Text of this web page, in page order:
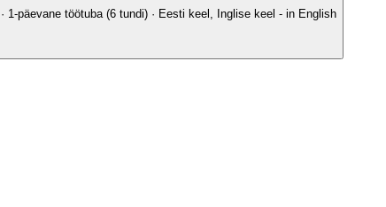
päevane töötuba (6 tundi) · Eesti keel, Inglise keel - in English